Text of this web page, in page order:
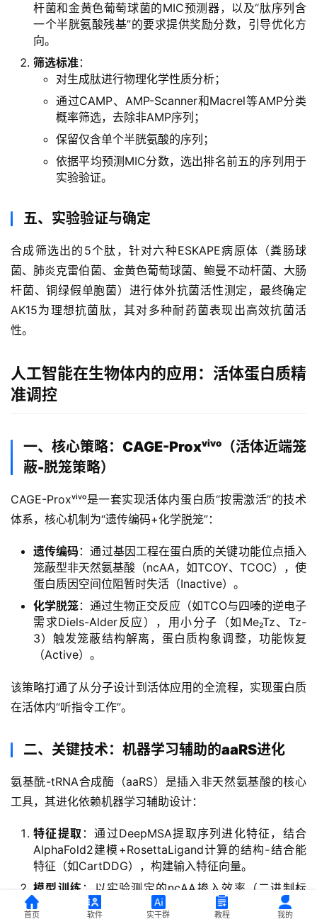
杆菌和金黄色葡萄球菌的MIC预测器，以及“肽序列含
一个半胱氨酸残基”的要求提供奖励分数，引导优化方
向。
筛选标准：
对生成肽进行物理化学性质分析；
通过CAMP、AMP-Scanner和Macrel等AMP分类
概率筛选，去除非AMP序列；
保留仅含单个半胱氨酸的序列；
依据平均预测MIC分数，选出排名前五的序列用于
实验验证。
五、实验验证与确定
合成筛选出的5个肽，针对六种ESKAPE病原体（粪肠球
菌、肺炎克雷伯菌、金黄色葡萄球菌、鲍曼不动杆菌、大肠
杆菌、铜绿假单胞菌）进行体外抗菌活性测定，最终确定
AK15为理想抗菌肽，其对多种耐药菌表现出高效抗菌活
性。
人工智能在生物体内的应用：活体蛋白质精
准调控
一、核心策略：CAGE-Proxᵛⁱᵛᵒ（活体近端笼
蔽-脱笼策略）
CAGE-Proxᵛⁱᵛᵒ是一套实现活体内蛋白质“按需激活”的技术
体系，核心机制为“遗传编码+化学脱笼”：
遗传编码：通过基因工程在蛋白质的关键功能位点插入
笼蔽型非天然氨基酸（ncAA，如TCOY、TCOC），使
蛋白质因空间位阻暂时失活（Inactive）。
化学脱笼：通过生物正交反应（如TCO与四嗪的逆电子
需求Diels-Alder反应），用小分子（如Me₂Tz、Tz-
3）触发笼蔽结构解离，蛋白质构象调整，功能恢复
（Active）。
该策略打通了从分子设计到活体应用的全流程，实现蛋白质
在活体内“听指令工作”。
二、关键技术：机器学习辅助的aaRS进化
氨基酰-tRNA合成酶（aaRS）是插入非天然氨基酸的核心
工具，其进化依赖机器学习辅助设计：
特征提取 ：通过DeepMSA提取序列进化特征，结合
AlphaFold2建模+RosettaLigand计算的结构-结合能
特征（如CartDDG），构建输入特征向量。
模型训练 ：以实验测定的ncAA掺入效率（二进制标
签：有效/无效）为目标，用AutoGluon训练模型，预
测高潜力aaRS突变体。
首页 软件 实干群 教程 我的